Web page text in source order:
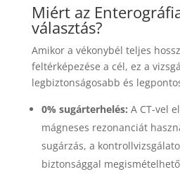
Miért az
választás?
Amikor a vékonybél teljes
feltérképezése a cél, ez a
legbiztonságosabb és
0% sugárterhelés: A CT-vel
mágneses rezonanciát
sugárzás, a
biztonsággal